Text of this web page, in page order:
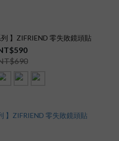
列 】ZIFRIEND 零失敗鏡頭貼